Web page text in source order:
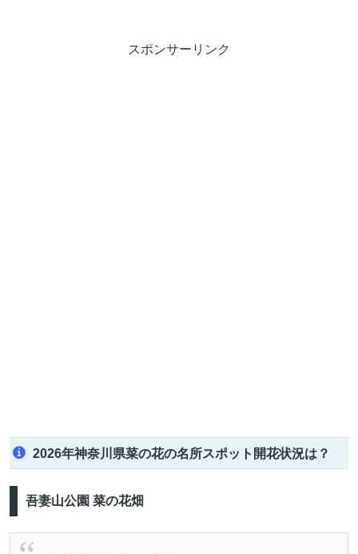
スポンサーリンク
2026年神奈川県菜の花の名所スポット開花状況は？
吾妻山公園 菜の花畑